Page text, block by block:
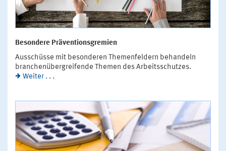
Besondere Präventionsgremien
Ausschüsse mit besonderen Themenfeldern behandeln
branchenübergreifende Themen des Arbeitsschutzes.
Weiter . . .